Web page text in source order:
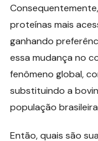
proteínas mais
ganhando
essa mudança no
fenômeno global,
substituindo a
população
Então, quais são